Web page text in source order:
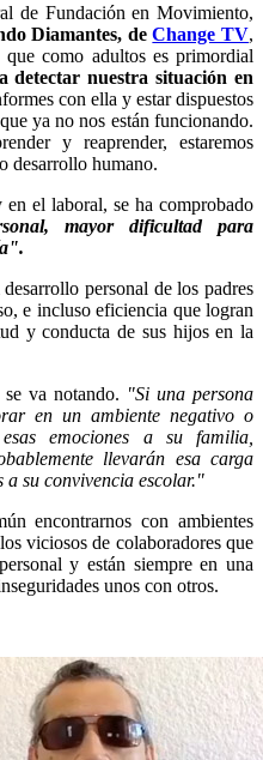
de Fundación en Movimiento,
Diamantes, deChange TV,
como adultos es primordial
detectar nuestra situación en
con ella y estar dispuestos
ya no nos están funcionando.
y reaprender, estaremos
desarrollo humano.
el laboral, se ha comprobado
mayor dificultad para
personal de los padres
e incluso eficiencia que logran
y conducta de sus hijos en la
va notando. "Si una persona
en un ambiente negativo o
emociones a su familia,
llevarán esa carga
a su convivencia escolar."
encontrarnos con ambientes
viciosos de colaboradores que
y están siempre en una
unos con otros.